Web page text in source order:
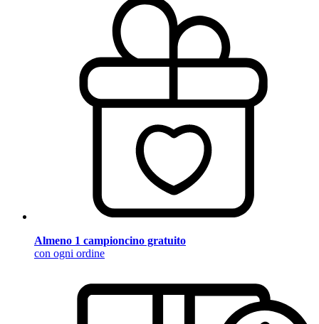
Almeno 1 campioncino gratuito
con ogni ordine